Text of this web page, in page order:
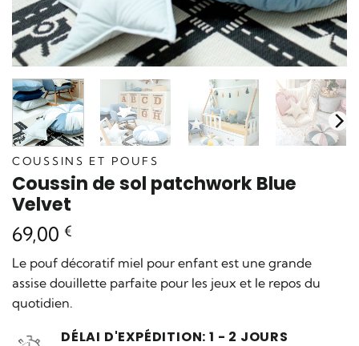
COUSSINS ET POUFS
Coussin de sol patchwork Blue
Velvet
69,00 €
Le pouf décoratif miel pour enfant est une grande
assise douillette parfaite pour les jeux et le repos du
quotidien.
DÉLAI D'EXPÉDITION: 1 - 2 JOURS